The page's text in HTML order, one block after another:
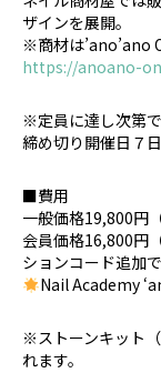
ザインを展開。
※商材は’ano’ano
https://anoano-
※定員に達し次第
締め切り開催日７
■費用
一般価格19,800円（
会員価格16,800円
ションコード追加で
Nail Academy
※ストーンキット
れます。